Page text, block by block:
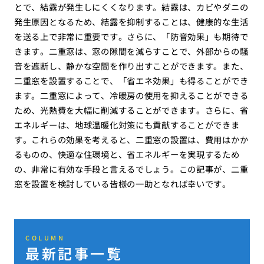
とで、結露が発生しにくくなります。結露は、カビやダニの
発生原因となるため、結露を抑制することは、健康的な生活
を送る上で非常に重要です。さらに、「防音効果」も期待で
きます。二重窓は、窓の隙間を減らすことで、外部からの騒
音を遮断し、静かな空間を作り出すことができます。また、
二重窓を設置することで、「省エネ効果」も得ることができ
ます。二重窓によって、冷暖房の使用を抑えることができる
ため、光熱費を大幅に削減することができます。さらに、省
エネルギーは、地球温暖化対策にも貢献することができま
す。これらの効果を考えると、二重窓の設置は、費用はかか
るものの、快適な住環境と、省エネルギーを実現するため
の、非常に有効な手段と言えるでしょう。この記事が、二重
窓を設置を検討している皆様の一助となれば幸いです。
COLUMN
最新記事一覧